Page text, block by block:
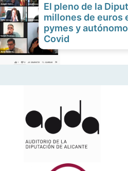
a
incrementar
o
disminuir
el
El pleno de la
millones de euros
pymes y
Covid